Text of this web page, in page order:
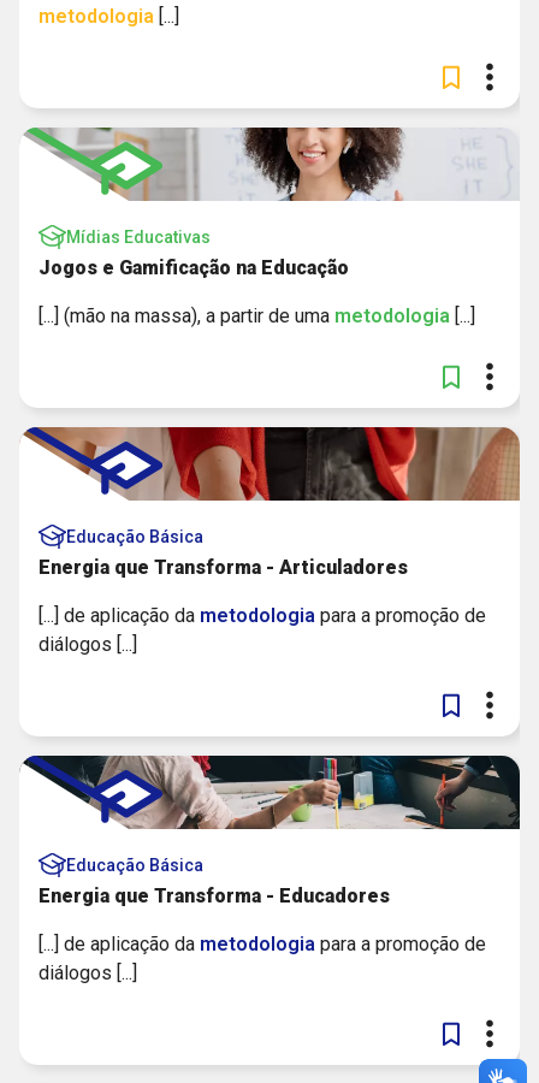
metodologia [...]
Mídias Educativas
Jogos e Gamificação na Educação
[...] (mão na massa), a partir de uma metodologia [...]
Educação Básica
Energia que Transforma - Articuladores
[...] de aplicação da metodologia para a promoção de
diálogos [...]
Educação Básica
Energia que Transforma - Educadores
[...] de aplicação da metodologia para a promoção de
diálogos [...]